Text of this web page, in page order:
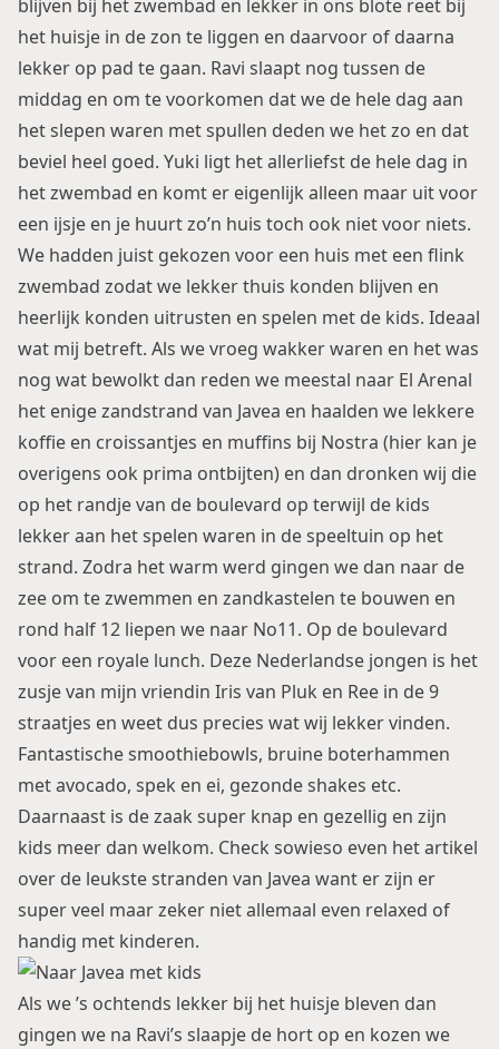
blijven bij het zwembad en lekker in ons blote reet bij
het huisje in de zon te liggen en daarvoor of daarna
lekker op pad te gaan. Ravi slaapt nog tussen de
middag en om te voorkomen dat we de hele dag aan
het slepen waren met spullen deden we het zo en dat
beviel heel goed. Yuki ligt het allerliefst de hele dag in
het zwembad en komt er eigenlijk alleen maar uit voor
een ijsje en je huurt zo’n huis toch ook niet voor niets.
We hadden juist gekozen voor een huis met een flink
zwembad zodat we lekker thuis konden blijven en
heerlijk konden uitrusten en spelen met de kids. Ideaal
wat mij betreft. Als we vroeg wakker waren en het was
nog wat bewolkt dan reden we meestal naar El Arenal
het enige zandstrand van Javea en haalden we lekkere
koffie en croissantjes en muffins bij Nostra (hier kan je
overigens ook prima ontbijten) en dan dronken wij die
op het randje van de boulevard op terwijl de kids
lekker aan het spelen waren in de speeltuin op het
strand. Zodra het warm werd gingen we dan naar de
zee om te zwemmen en zandkastelen te bouwen en
rond half 12 liepen we naar No11. Op de boulevard
voor een royale lunch. Deze Nederlandse jongen is het
zusje van mijn vriendin Iris van Pluk en Ree in de 9
straatjes en weet dus precies wat wij lekker vinden.
Fantastische smoothiebowls, bruine boterhammen
met avocado, spek en ei, gezonde shakes etc.
Daarnaast is de zaak super knap en gezellig en zijn
kids meer dan welkom. Check sowieso even het artikel
over de leukste stranden van Javea want er zijn er
super veel maar zeker niet allemaal even relaxed of
handig met kinderen.
Als we ’s ochtends lekker bij het huisje bleven dan
gingen we na Ravi’s slaapje de hort op en kozen we